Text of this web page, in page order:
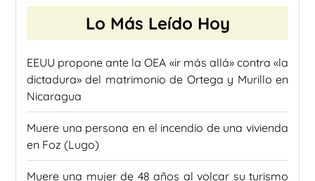
Lo Más Leído Hoy
EEUU propone ante la OEA «ir más allá» contra «la
dictadura» del matrimonio de Ortega y Murillo en
Nicaragua
Muere una persona en el incendio de una vivienda
en Foz (Lugo)
Muere una mujer de 48 años al volcar su turismo